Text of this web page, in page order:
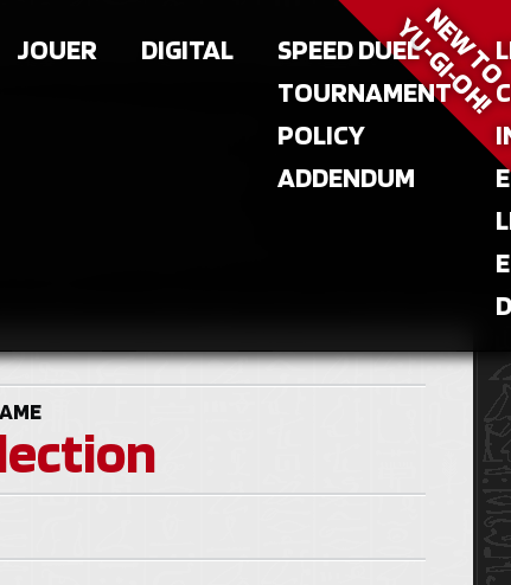
JOUER DIGITAL
SPEED DUEL
TOURNAMENT
POLICY
ADDENDUM
NEW TO
YU‑GI‑OH!